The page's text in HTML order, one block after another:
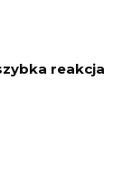
reakcja